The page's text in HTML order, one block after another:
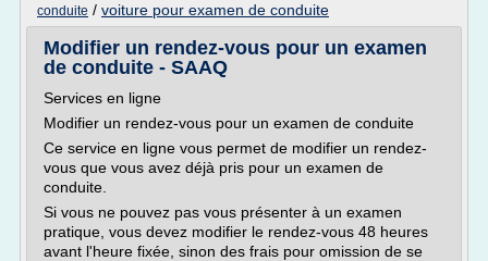
conduite / voiture pour examen de conduite
Modifier un rendez-vous pour un examen
de conduite - SAAQ
Services en ligne
Modifier un rendez-vous pour un examen de conduite
Ce service en ligne vous permet de modifier un rendez-
vous que vous avez déjà pris pour un examen de
conduite.
Si vous ne pouvez pas vous présenter à un examen
pratique, vous devez modifier le rendez-vous 48 heures
avant l'heure fixée, sinon des frais pour omission de se